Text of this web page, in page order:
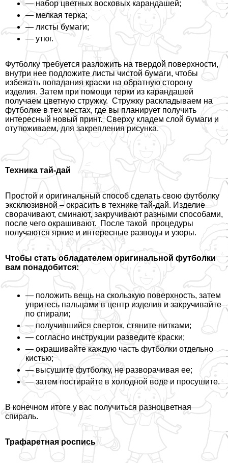
— набор цветных восковых карандашей;
— мелкая терка;
— листы бумаги;
— утюг.
Футболку требуется разложить на твердой поверхности,
внутри нее подложите листы чистой бумаги, чтобы
избежать попадания краски на обратную сторону
изделия. Затем при помощи терки из карандашей
получаем цветную стружку. Стружку раскладываем на
футболке в тех местах, где вы планирует получить
интересный новый принт. Сверху кладем слой бумаги и
отутюживаем, для закрепления рисунка.
Техника тай-дай
Простой и оригинальный способ сделать свою футболку
эксклюзивной – окрасить в технике тай-дай. Изделие
сворачивают, сминают, закручивают разными способами,
после чего окрашивают. После такой процедуры
получаются яркие и интересные разводы и узоры.
Чтобы стать обладателем оригинальной футболки
вам понадобится:
— положить вещь на скользкую поверхность, затем
упритесь пальцами в центр изделия и закручивайте
по спирали;
— получившийся сверток, стяните нитками;
— согласно инструкции разведите краски;
— окрашивайте каждую часть футболки отдельно
кистью;
— высушите футболку, не разворачивая ее;
— затем постирайте в холодной воде и просушите.
В конечном итоге у вас получиться разноцветная
спираль.
Трафаретная роспись